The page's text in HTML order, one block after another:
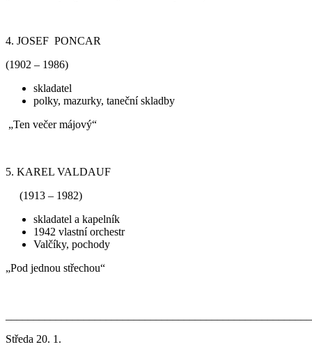
4. JOSEF PONCAR
(1902 – 1986)
skladatel
polky, mazurky, taneční skladby
„Ten večer májový“
5. KAREL VALDAUF
(1913 – 1982)
skladatel a kapelník
1942 vlastní orchestr
Valčíky, pochody
„Pod jednou střechou“
Středa 20. 1.